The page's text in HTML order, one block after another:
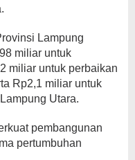
Lampung
miliar untuk
miliar untuk perbaikan
Rp2,1 miliar untuk
Utara.
pembangunan
pertumbuhan